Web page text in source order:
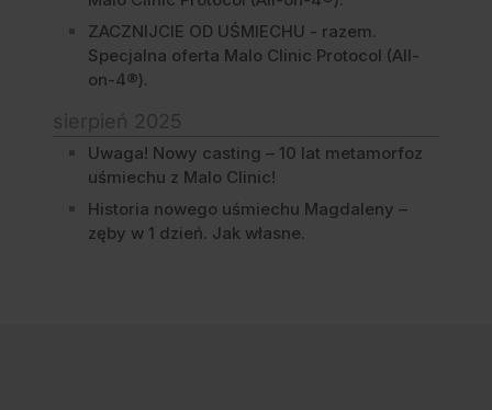
ZACZNIJCIE OD UŚMIECHU - razem.
Specjalna oferta Malo Clinic Protocol (All-
on-4®).
Uwaga! Nowy casting – 10 lat metamorfoz
uśmiechu z Malo Clinic!
Historia nowego uśmiechu Magdaleny –
zęby w 1 dzień. Jak własne.